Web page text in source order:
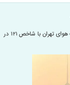
شرکت کنترل کیفیت هوای تهران اعلام کرد: در حال حاضر کیفیت هوای تهران با شاخص ۱۲۱ در